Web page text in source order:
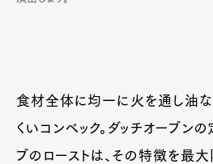
食材全体に均一に火を通し油な
くいコンベック。ダッチオーブン
ブのローストは、その特徴を最